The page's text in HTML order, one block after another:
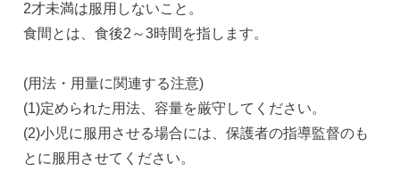
2才未満は服用しないこと。
食間とは、食後2～3時間を指します。
(用法・用量に関連する注意)
(1)定められた用法、容量を厳守してください。
(2)小児に服用させる場合には、保護者の指導監督のも
とに服用させてください。